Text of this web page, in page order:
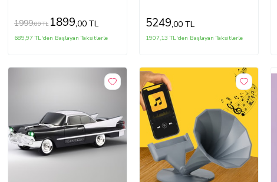
1999,00 TL 1899,00 TL
689,97 TL'den Başlayan Taksitlerle
5249,00 TL
1907,13 TL'den Başlayan Taksitlerle